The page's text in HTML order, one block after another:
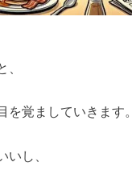
、
を覚ましていきます。
いし、